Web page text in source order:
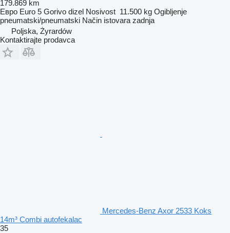
179.869 km
Евро Euro 5 Gorivo dizel Nosivost 11.500 kg Ogibljenje
pneumatski/pneumatski Način istovara zadnja
Poljska, Żyrardów
Kontaktirajte prodavca
Mercedes-Benz Axor 2533 Koks
14m³ Combi autofekalac
35